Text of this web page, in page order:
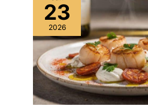
23
2026